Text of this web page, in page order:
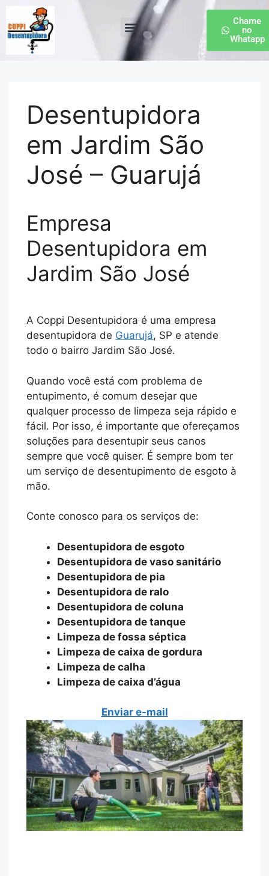
Chame
no
Whatapp
Desentupidora
em Jardim São
José – Guarujá
Empresa
Desentupidora em
Jardim São José
A Coppi Desentupidora é uma empresa
desentupidora de Guarujá, SP e atende
todo o bairro Jardim São José.
Quando você está com problema de
entupimento, é comum desejar que
qualquer processo de limpeza seja rápido e
fácil. Por isso, é importante que ofereçamos
soluções para desentupir seus canos
sempre que você quiser. É sempre bom ter
um serviço de desentupimento de esgoto à
mão.
Conte conosco para os serviços de:
Desentupidora de esgoto
Desentupidora de vaso sanitário
Desentupidora de pia
Desentupidora de ralo
Desentupidora de coluna
Desentupidora de tanque
Limpeza de fossa séptica
Limpeza de caixa de gordura
Limpeza de calha
Limpeza de caixa d’água
Enviar e-mail